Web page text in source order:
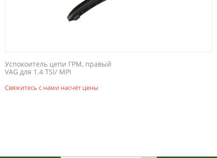
Успокоитель цепи ГРМ, правый
VAG для 1.4 TSI/ MPI
Свяжитесь с нами насчёт цены